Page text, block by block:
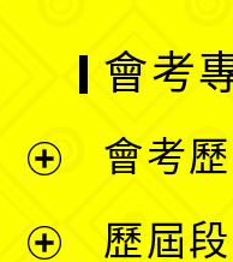
會考
會考
歷屆